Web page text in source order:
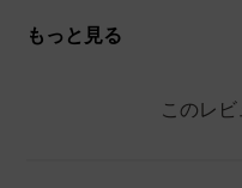
もっと見る
このレ